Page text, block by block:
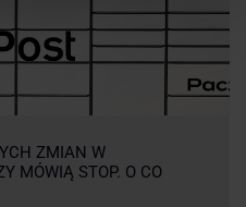
ZMIAN W
MÓWIĄ STOP. O CO